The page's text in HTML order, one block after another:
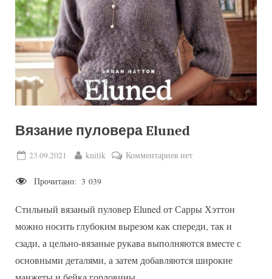
Вязание пуловера Eluned
Posted
23.09.2021 By
knitik Комментариевк
Eluned
нет
Прочитано: 3 039
Стильный вязаный пуловер Eluned от Сарры Хэттон
можно носить глубоким вырезом как спереди, так и
сзади, а цельно-вязаные рукава выполняются вместе с
основными деталями, а затем добавляются широкие